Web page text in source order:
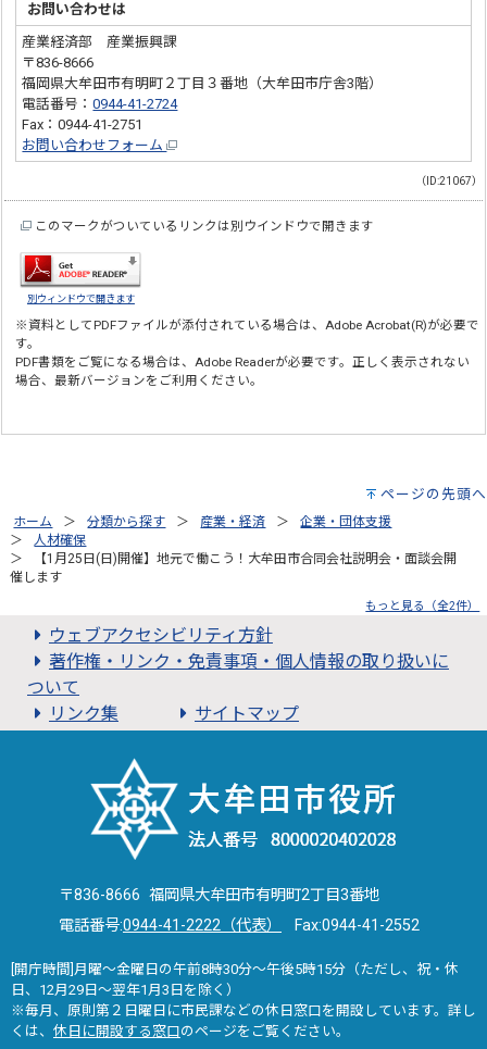
お問い合わせは
産業経済部 産業振興課
〒836-8666
福岡県大牟田市有明町２丁目３番地（大牟田市庁舎3階）
電話番号：0944-41-2724
Fax：0944-41-2751
お問い合わせフォーム
（ID:21067）
このマークがついているリンクは別ウインドウで開きます
別ウィンドウで開きます
※資料としてPDFファイルが添付されている場合は、Adobe Acrobat(R)が必要で
す。
PDF書類をご覧になる場合は、Adobe Readerが必要です。正しく表示されない
場合、最新バージョンをご利用ください。
ページの先頭へ
ホーム 分類から探す 産業・経済
企業・団体支援
人材確保
【1月25日(日)開催】地元で働こう！大牟田市合同会社説明会・面談会開
催します
もっと見る（全2件）
ウェブアクセシビリティ方針
著作権・リンク・免責事項・個人情報の取り扱いに
ついて
リンク集
サイトマップ
〒836-8666 福岡県大牟田市有明町2丁目3番地
電話番号:0944-41-2222（代表） Fax:0944-41-2552
[開庁時間]月曜～金曜日の午前8時30分～午後5時15分（ただし、祝・休
日、12月29日～翌年1月3日を除く）
※毎月、原則第２日曜日に市民課などの休日窓口を開設しています。詳し
くは、 休日に開設する窓口のページをご覧ください。